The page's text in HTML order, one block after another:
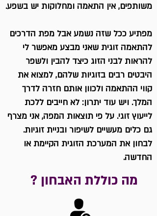
משותפים, אין התאמה ומחלוקות יש בשפע.
מפתיע ככל שזה נשמע אבל מפת הדרכים
להתאמה זוגית שאני מבצע מאפשר לי
להראות לבני הזוג כיצד להבין ולשפר
היבטים רבים בזוגיות שלהם, למצוא את
קווי ההתאמה ולכוון אותם חזרה לדרך
המלך. ויש עוד יתרון: לא חייבים ללכת
לייעוץ זוגי. על פי תוצאות המפה, אני מצרף
גם כלים מעשיים לשיפור ובניית זוגיות.
לבחון את המערכת הזוגית הקיימת או
החדשה.
? מה כוללת האבחון